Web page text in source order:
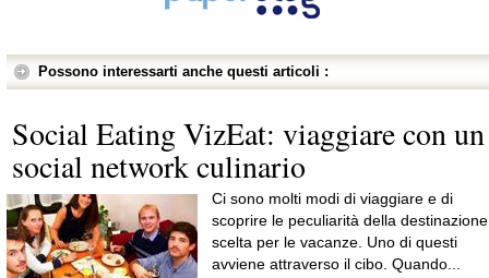
Possono interessarti anche questi articoli :
Social Eating VizEat: viaggiare con un
social network culinario
Ci sono molti modi di viaggiare e di
scoprire le peculiarità della destinazione
scelta per le vacanze. Uno di questi
avviene attraverso il cibo. Quando...